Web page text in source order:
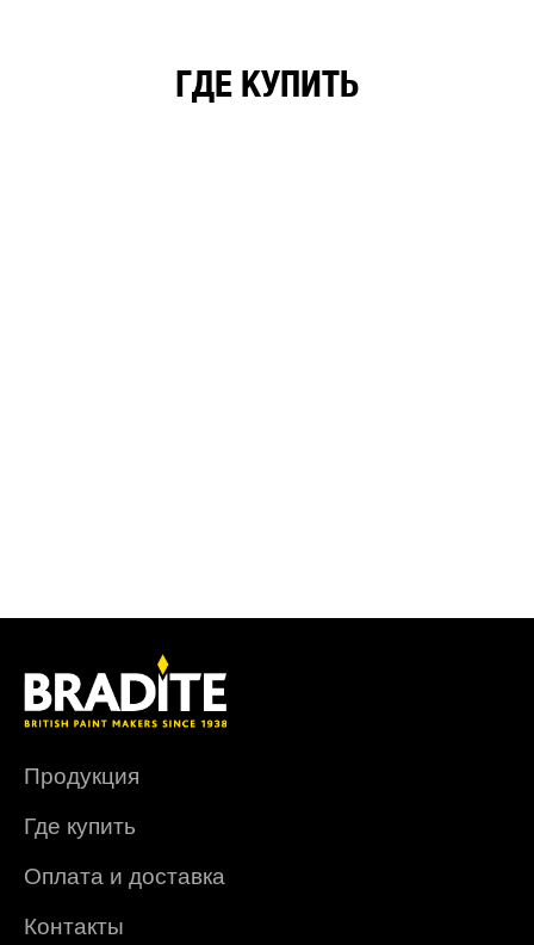
ГДЕ КУПИТЬ
Продукция
Где купить
Оплата и доставка
Контакты